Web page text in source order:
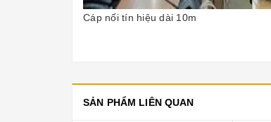
Cáp nối tín hiệu dài 10m
SẢN PHẨM LIÊN QUAN